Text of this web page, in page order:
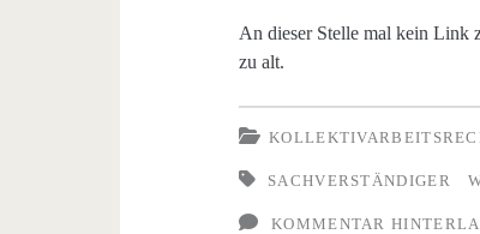
An dieser Stelle mal kein Link
zu alt.
SACHVERSTÄNDIGER
KOMMENTAR